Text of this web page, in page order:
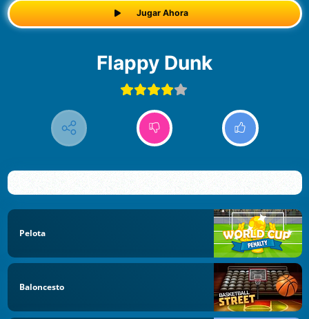
Jugar Ahora
Flappy Dunk
Pelota
Baloncesto